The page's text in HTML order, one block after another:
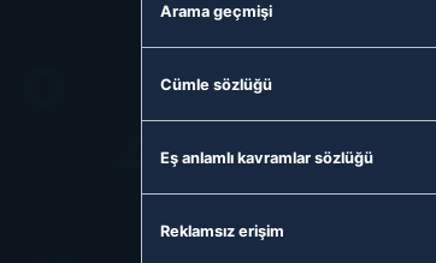
Arama geçmişi
Cümle sözlüğü
Eş anlamlı kavramlar sözlüğü
Reklamsız erişim